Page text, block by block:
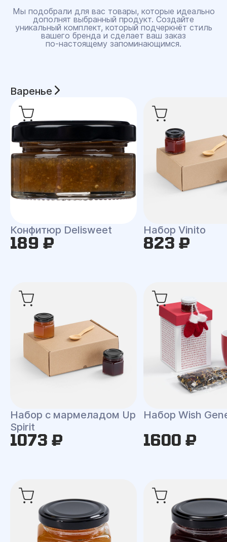
Мы подобрали для вас товары, которые идеально
дополнят выбранный продукт. Создайте
уникальный комплект, который подчеркнёт стиль
вашего бренда и сделает ваш заказ
по‑настоящему запоминающимся.
Варенье
Конфитюр Delisweet
189 ₽
Набор Vinito
823 ₽
Набор с мармеладом Up
Spirit
1073 ₽
Набор Wish
1600 ₽